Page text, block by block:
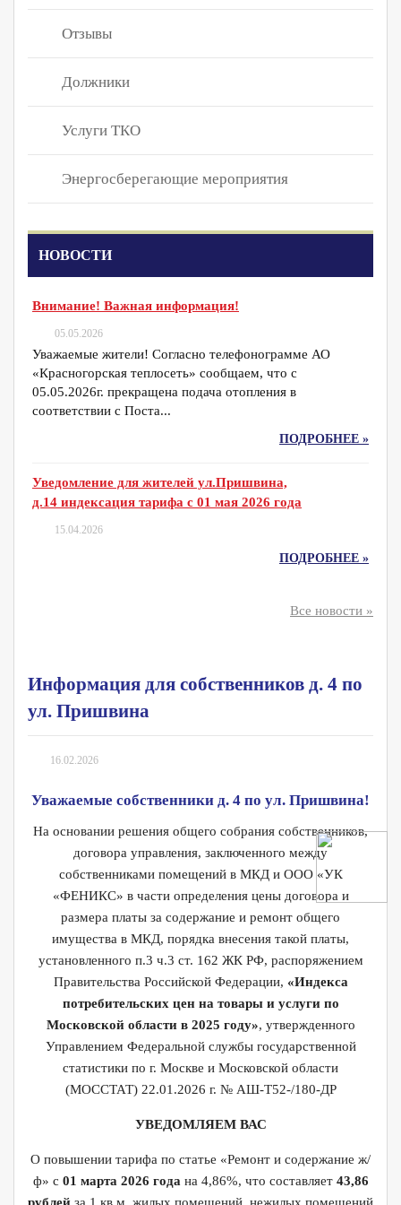
Отзывы
Должники
Услуги ТКО
Энергосберегающие мероприятия
НОВОСТИ
Внимание! Важная информация!
05.05.2026
Уважаемые жители! Согласно телефонограмме АО
«Красногорская теплосеть» сообщаем, что с
05.05.2026г. прекращена подача отопления в
соответствии с Поста...
ПОДРОБНЕЕ »
Уведомление для жителей ул.Пришвина,
д.14 индексация тарифа с 01 мая 2026 года
15.04.2026
ПОДРОБНЕЕ »
Все новости »
Информация для собственников д. 4 по
ул. Пришвина
16.02.2026
Уважаемые собственники д. 4 по ул. Пришвина!
На основании решения общего собрания собственников,
договора управления, заключенного между
собственниками помещений в МКД и ООО «УК
«ФЕНИКС» в части определения цены договора и
размера платы за содержание и ремонт общего
имущества в МКД, порядка внесения такой платы,
установленного п.3 ч.3 ст. 162 ЖК РФ, распоряжением
Правительства Российской Федерации, «Индекса
потребительских цен на товары и услуги по
Московской области в 2025 году», утвержденного
Управлением Федеральной службы государственной
статистики по г. Москве и Московской области
(МОССТАТ) 22.01.2026 г. № АШ-Т52-/180-ДР
УВЕДОМЛЯЕМ ВАС
О повышении тарифа по статье «Ремонт и содержание ж/
ф» с 01 марта 2026 года на 4,86%, что составляет 43,86